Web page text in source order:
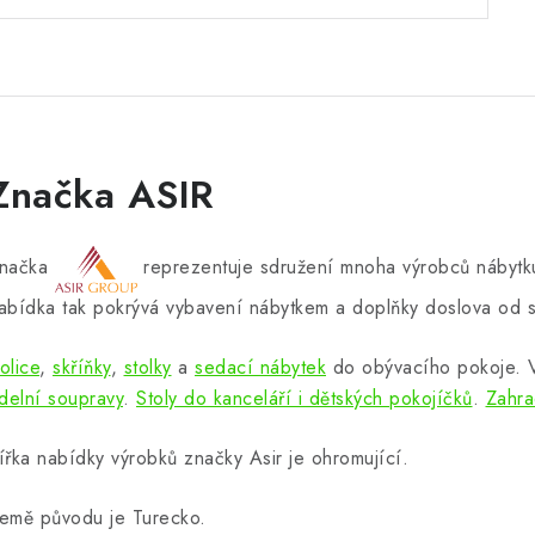
ASIR
reprezentuje sdružení mnoha výrobců
tak pokrývá vybavení nábytkem a doplňky doslova od
, skříňky, stolky a sedací nábytek do obývacího pokoje.
soupravy. Stoly do kanceláří i dětských pokojíčků.
nabídky výrobků značky Asir je ohromující.
původu je Turecko.